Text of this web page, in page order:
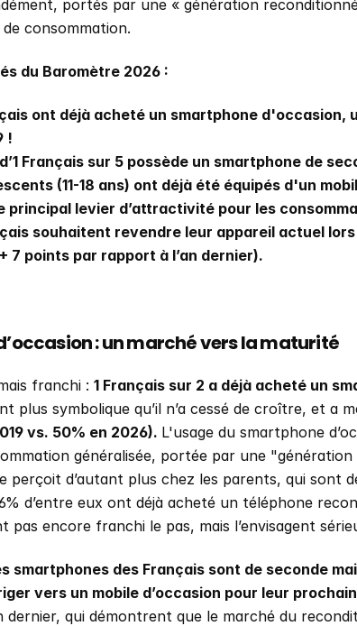
portés par une « génération
consommation.
du Baromètre 2026 :
ont déjà acheté un smartphone d'occasion,
!
Français sur 5 possède un smartphone de
(11-18 ans) ont déjà été équipés d'un
principal levier d’attractivité pour les
souhaitent revendre leur appareil actuel
7 points par rapport à l’an dernier).
: un marché vers la maturité
franchi :
plus symbolique qu’il n’a cessé de croître, et a
vs. 50% en 2026). L'usage du smartphone
généralisée, portée par une
perçoit d’autant plus chez les parents, qui sont
d’entre eux ont déjà acheté un téléphone
pas encore franchi le pas, mais l’envisagent
smartphones des Français sont de seconde
vers un mobile d’occasion pour leur
dernier, qui démontrent que le marché du